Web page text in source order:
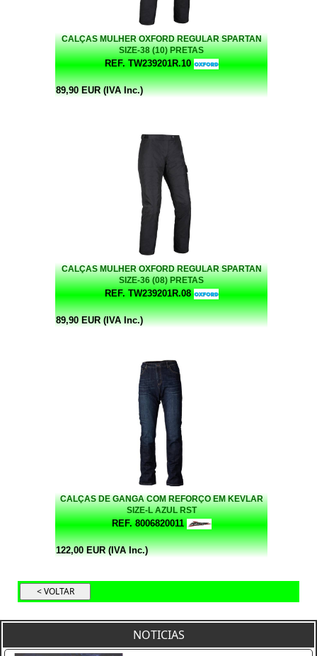
CALÇAS MULHER OXFORD REGULAR SPARTAN
SIZE-38 (10) PRETAS
REF. TW239201R.10
89,90 EUR (IVA Inc.)
CALÇAS MULHER OXFORD REGULAR SPARTAN
SIZE-36 (08) PRETAS
REF. TW239201R.08
89,90 EUR (IVA Inc.)
CALÇAS DE GANGA COM REFORÇO EM KEVLAR
SIZE-L AZUL RST
REF. 8006820011
122,00 EUR (IVA Inc.)
NOTICIAS